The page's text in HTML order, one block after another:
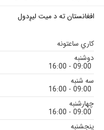
افغانستان ته د میت لیږدول
کاري ساعتونه
دوشنبه
09:00 - 16:00
سه شنبه
09:00 - 16:00
چهارشنبه
09:00 - 16:00
پنجشنبه